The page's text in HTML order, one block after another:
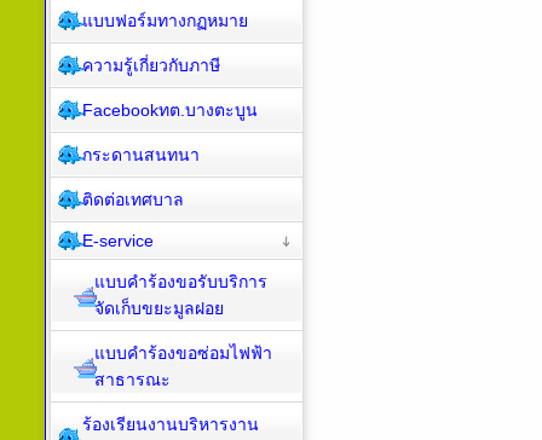
แบบฟอร์มทางกฏหมาย
ความรู้เกี่ยวกับภาษี
Facebookทต.บางตะบูน
กระดานสนทนา
ติดต่อเทศบาล
E-service
แบบคำร้องขอรับบริการ
จัดเก็บขยะมูลฝอย
แบบคำร้องขอซ่อมไฟฟ้า
สาธารณะ
ร้องเรียนงานบริหารงาน